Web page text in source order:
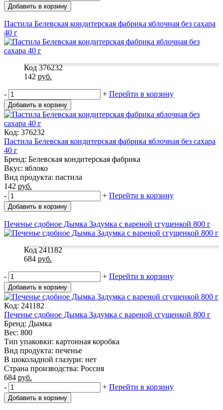
Добавить в корзину
Пастила Белевская кондитерская фабрика яблочная без сахара
40 г
Код 376232
142 руб.
- + Перейти в корзину
Добавить в корзину
Код: 376232
Пастила Белевская кондитерская фабрика яблочная без сахара
40 г
Бренд: Белевская кондитерская фабрика
Вкус: яблоко
Вид продукта: пастила
142 руб.
-
+ Перейти в корзину
Добавить в корзину
Печенье сдобное Дымка Задумка с вареной сгущенкой 800 г
Код 241182
684 руб.
- + Перейти в корзину
Добавить в корзину
Код: 241182
Печенье сдобное Дымка Задумка с вареной сгущенкой 800 г
Бренд: Дымка
Вес: 800
Тип упаковки: картонная коробка
Вид продукта: печенье
В шоколадной глазури: нет
Страна производства: Россия
684 руб.
-
+ Перейти в корзину
Добавить в корзину